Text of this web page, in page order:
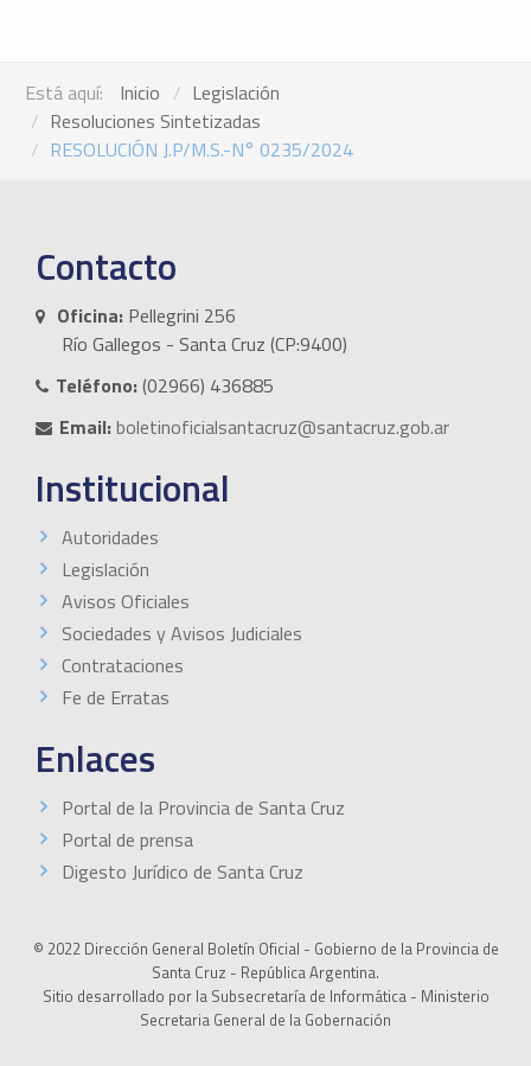
Está aquí: Inicio
Legislación
Resoluciones Sintetizadas
RESOLUCIÓN J.P/M.S.-N° 0235/2024
Contacto
Oficina: Pellegrini 256
Río Gallegos - Santa Cruz (CP:9400)
Teléfono:(02966) 436885
Email:boletinoficialsantacruz@santacruz.gob.ar
Institucional
Autoridades
Legislación
Avisos Oficiales
Sociedades y Avisos Judiciales
Contrataciones
Fe de Erratas
Enlaces
Portal de la Provincia de Santa Cruz
Portal de prensa
Digesto Jurídico de Santa Cruz
© 2022 Dirección General Boletín Oficial - Gobierno de la Provincia de
Santa Cruz - República Argentina.
Sitio desarrollado por la Subsecretaría de Informática - Ministerio
Secretaria General de la Gobernación